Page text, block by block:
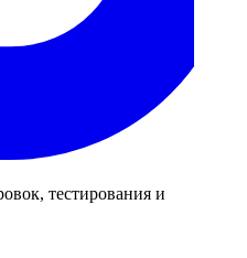
тестирования и